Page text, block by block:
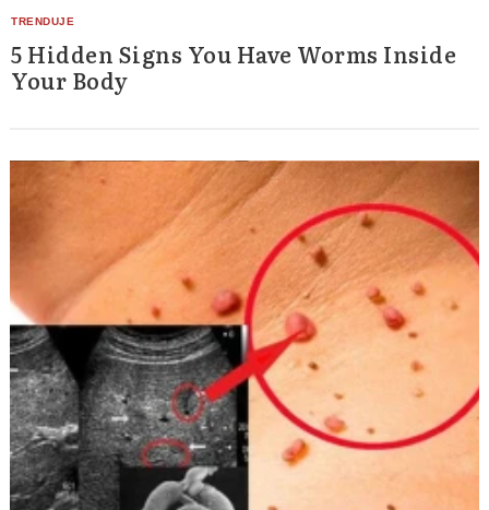
5 Hidden Signs You Have Worms Inside
Your Body